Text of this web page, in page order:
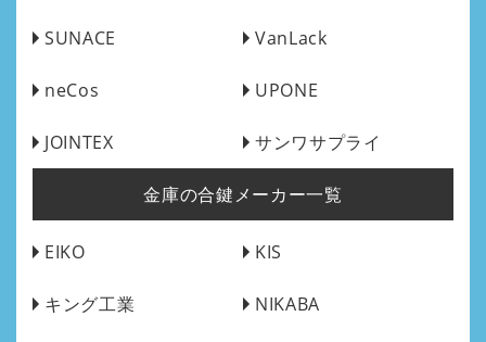
SUNACE VanLack
neCos UPONE
JOINTEX サンワサプライ
金庫の合鍵メーカー一覧
EIKO KIS
キング工業 NIKABA